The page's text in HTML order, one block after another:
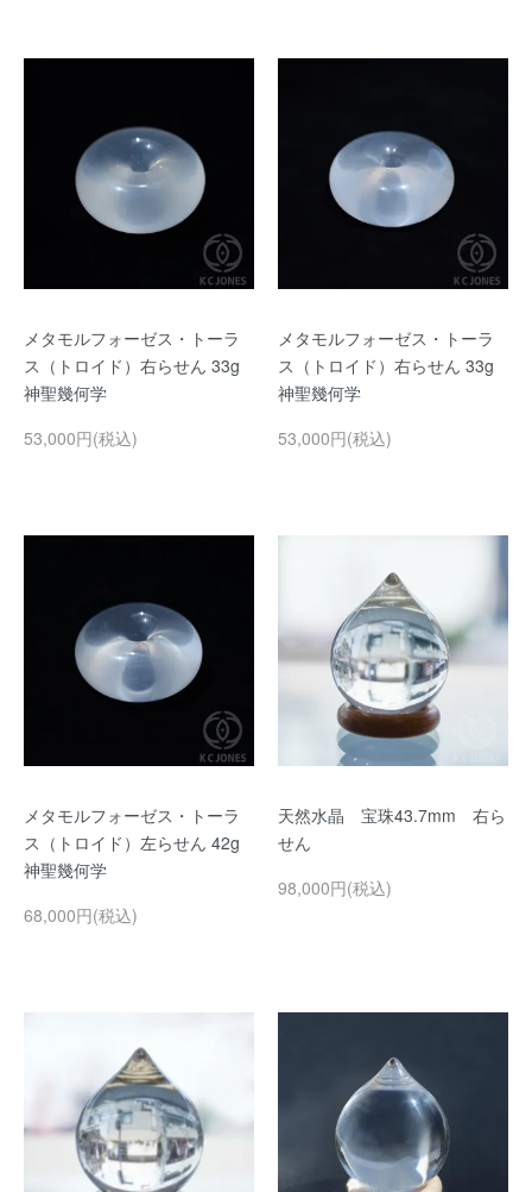
メタモルフォーゼス・トーラ
ス（トロイド）右らせん 33g
神聖幾何学
53,000円(税込)
メタモルフォーゼス・トーラ
ス（トロイド）右らせん 33g
神聖幾何学
53,000円(税込)
メタモルフォーゼス・トーラ
ス（トロイド）左らせん 42g
神聖幾何学
68,000円(税込)
天然水晶 宝珠43.7mm 右ら
せん
98,000円(税込)